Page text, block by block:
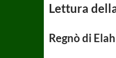
Lettura
Regnò di